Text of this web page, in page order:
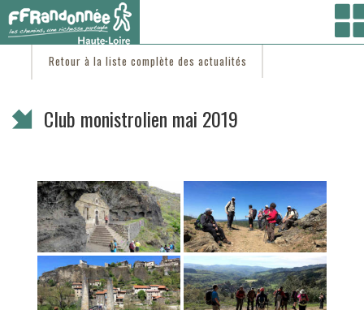
Vous êtes ici :Accueil/C'est d'actu
Retour à la liste complète des actualités
Club monistrolien mai 2019